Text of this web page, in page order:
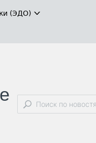
(ЭДО)